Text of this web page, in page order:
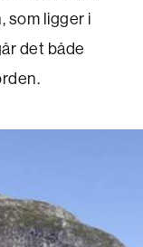
som ligger i
det både